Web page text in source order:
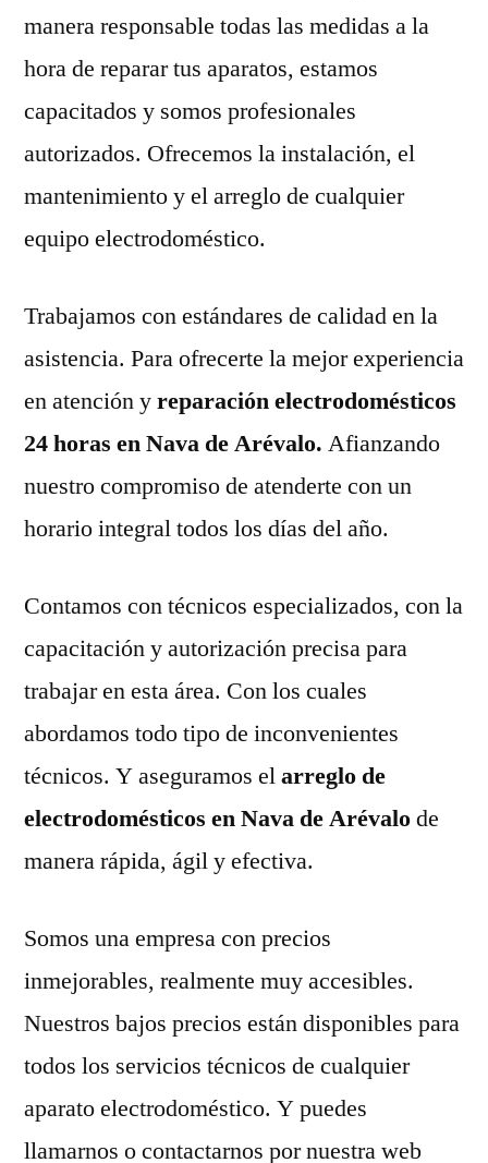
manera responsable todas las medidas a la
hora de reparar tus aparatos, estamos
capacitados y somos profesionales
autorizados. Ofrecemos la instalación, el
mantenimiento y el arreglo de cualquier
equipo electrodoméstico.
Trabajamos con estándares de calidad en la
asistencia. Para ofrecerte la mejor experiencia
en atención yreparación electrodomésticos
24 horas en Nava de Arévalo. Afianzando
nuestro compromiso de atenderte con un
horario integral todos los días del año.
Contamos con técnicos especializados, con la
capacitación y autorización precisa para
trabajar en esta área. Con los cuales
abordamos todo tipo de inconvenientes
técnicos. Y aseguramos elarreglo de
electrodomésticos en Nava de Arévalode
manera rápida, ágil y efectiva.
Somos una empresa con precios
inmejorables, realmente muy accesibles.
Nuestros bajos precios están disponibles para
todos los servicios técnicos de cualquier
aparato electrodoméstico. Y puedes
llamarnos o contactarnos por nuestra web